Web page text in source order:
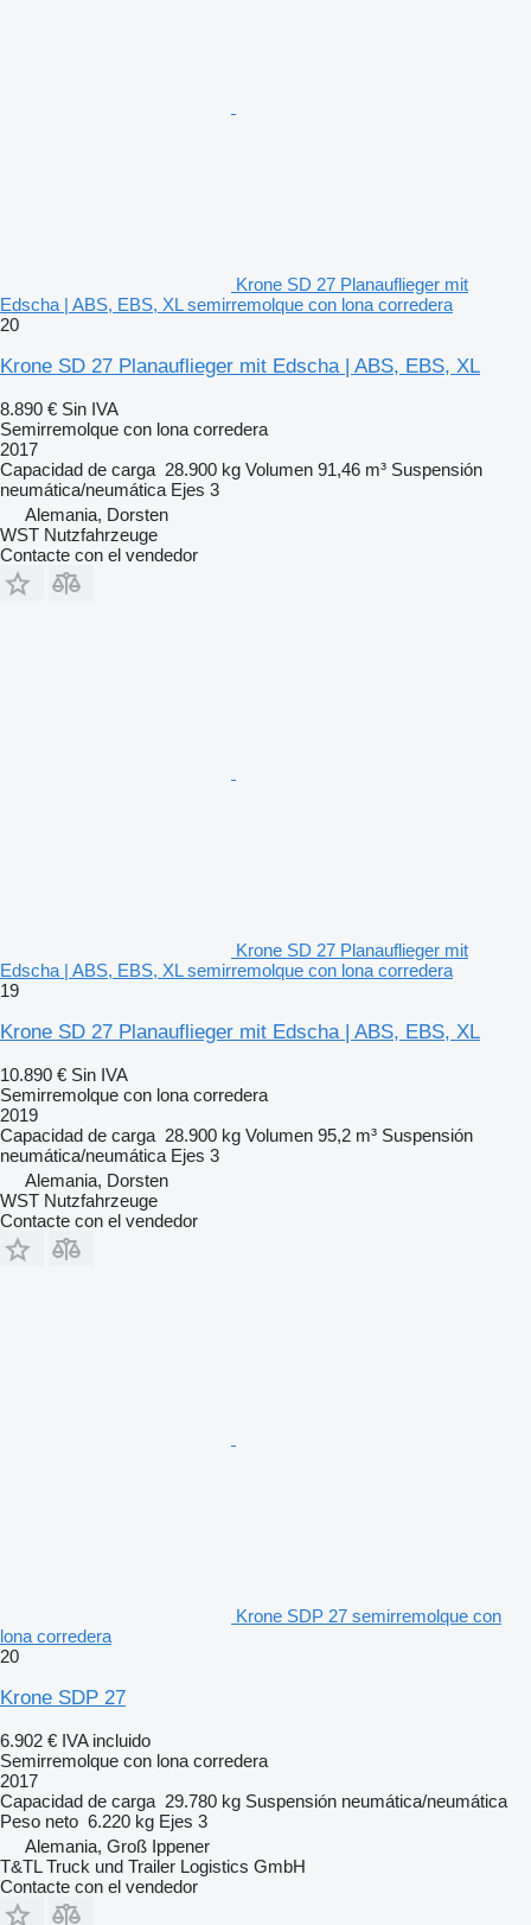
Krone SD 27 Planauflieger mit
Edscha | ABS, EBS, XL semirremolque con lona corredera
20
Krone SD 27 Planauflieger mit Edscha | ABS, EBS, XL
8.890 € Sin IVA
Semirremolque con lona corredera
2017
Capacidad de carga 28.900 kg Volumen 91,46 m³ Suspensión
neumática/neumática Ejes 3
Alemania, Dorsten
WST Nutzfahrzeuge
Contacte con el vendedor
Krone SD 27 Planauflieger mit
Edscha | ABS, EBS, XL semirremolque con lona corredera
19
Krone SD 27 Planauflieger mit Edscha | ABS, EBS, XL
10.890 € Sin IVA
Semirremolque con lona corredera
2019
Capacidad de carga 28.900 kg Volumen 95,2 m³ Suspensión
neumática/neumática Ejes 3
Alemania, Dorsten
WST Nutzfahrzeuge
Contacte con el vendedor
Krone SDP 27 semirremolque con
lona corredera
20
Krone SDP 27
6.902 € IVA incluido
Semirremolque con lona corredera
2017
Capacidad de carga 29.780 kg Suspensión neumática/neumática
Peso neto 6.220 kg Ejes 3
Alemania, Groß Ippener
T&TL Truck und Trailer Logistics GmbH
Contacte con el vendedor